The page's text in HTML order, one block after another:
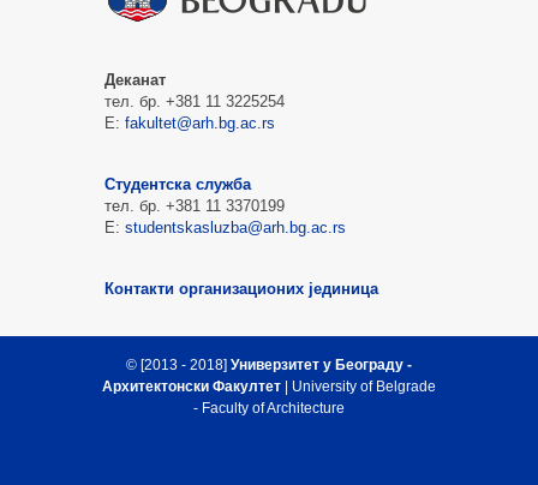
Деканат
тел. бр. +381 11 3225254
Е: fakultet@arh.bg.ac.rs
Студентска служба
тел. бр. +381 11 3370199
Е: studentskasluzba@arh.bg.ac.rs
Контакти организационих јединица
© [2013 - 2018] Универзитет у Београду -
Архитектонски Факултет | University of Belgrade
- Faculty of Architecture